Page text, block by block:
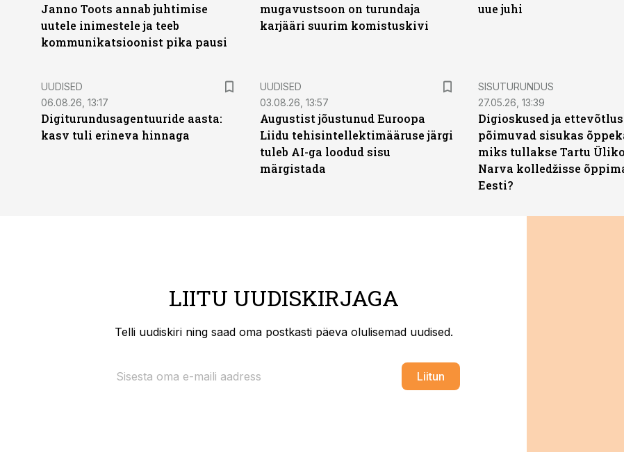
Janno Toots annab juhtimise
uutele inimestele ja teeb
kommunikatsioonist pika pausi
mugavustsoon on turundaja
karjääri suurim komistuskivi
uue juhi
UUDISED
06.08.26, 13:17
Digiturundusagentuuride aasta:
kasv tuli erineva hinnaga
UUDISED
03.08.26, 13:57
Augustist jõustunud Euroopa
Liidu tehisintellektimääruse järgi
tuleb AI-ga loodud sisu
märgistada
ST
SISUTURUNDUS
27.05.26, 13:39
Digioskused ja ettevõtlus
põimuvad sisukas
miks tullakse Tartu
Narva kolledžisse
Eesti?
LIITU UUDISKIRJAGA
Telli uudiskiri ning saad oma postkasti päeva olulisemad uudised.
Liitun